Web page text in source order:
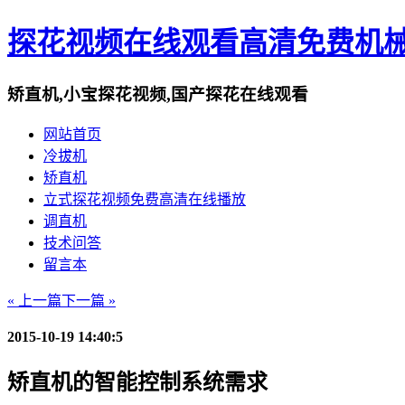
探花视频在线观看高清免费机
矫直机,小宝探花视频,国产探花在线观看
网站首页
冷拔机
矫直机
立式探花视频免费高清在线播放
调直机
技术问答
留言本
« 上一篇下一篇 »
2015-10-19 14:40:5
矫直机的智能控制系统需求